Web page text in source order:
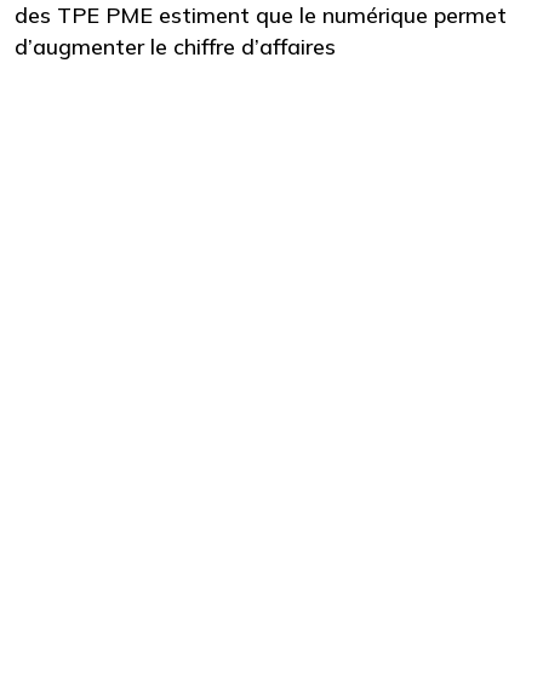
des TPE PME estiment que le numérique permet
d’augmenter le chiffre d’affaires